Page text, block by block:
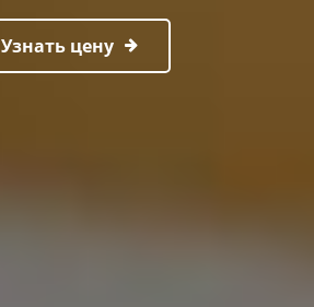
Узнать цену